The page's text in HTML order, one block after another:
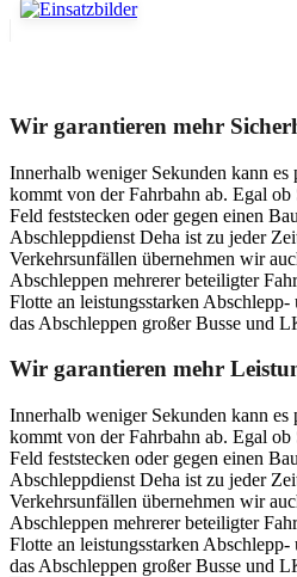
Wir garantieren mehr
Innerhalb weniger Sekunden kann es
kommt von der Fahrbahn ab. Egal
Feld feststecken oder gegen einen
Abschleppdienst Deha ist zu jeder
Verkehrsunfällen übernehmen wir
Abschleppen mehrerer beteiligter
Flotte an leistungsstarken
das Abschleppen großer Busse und
Wir garantieren mehr
Innerhalb weniger Sekunden kann es
kommt von der Fahrbahn ab. Egal
Feld feststecken oder gegen einen
Abschleppdienst Deha ist zu jeder
Verkehrsunfällen übernehmen wir
Abschleppen mehrerer beteiligter
Flotte an leistungsstarken
das Abschleppen großer Busse und